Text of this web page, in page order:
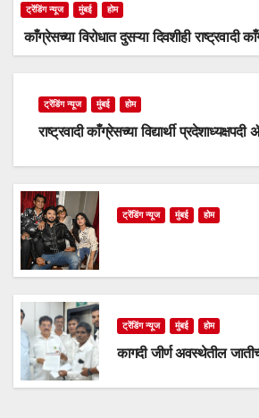
ट्रेंडिंग न्यूज मुंबई होम
काँग्रेसच्या विरोधात दुसऱ्या दिवशीही
ट्रेंडिंग न्यूज मुंबई होम
राष्ट्रवादी काँग्रेसच्या विद्यार्थी
ट्रेंडिंग न्यूज मुंबई होम
ट्रेंडिंग न्यूज मुंबई होम
कागदी जीर्ण अवस्थेतील